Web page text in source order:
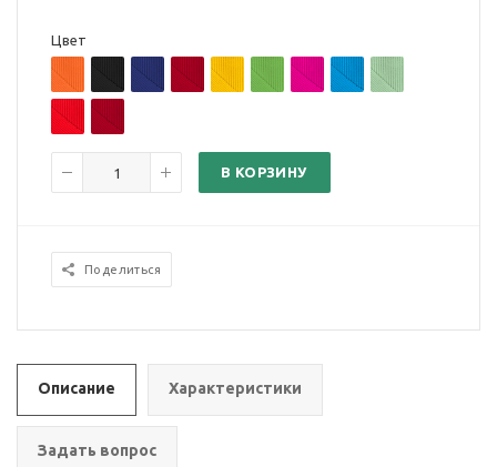
Цвет
В КОРЗИНУ
Поделиться
Описание Характеристики
Задать вопрос